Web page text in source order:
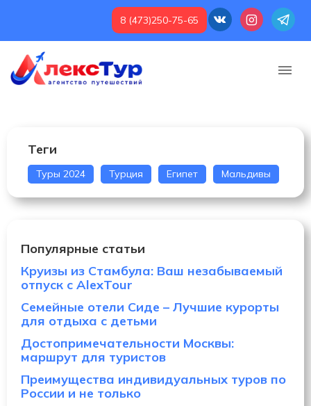
8 (473)250-75-65
Теги
Туры 2024 Турция Египет Мальдивы
Популярные статьи
Круизы из Стамбула: Ваш незабываемый
отпуск с AlexTour
Семейные отели Сиде – Лучшие курорты
для отдыха с детьми
Достопримечательности Москвы:
маршрут для туристов
Преимущества индивидуальных туров по
России и не только